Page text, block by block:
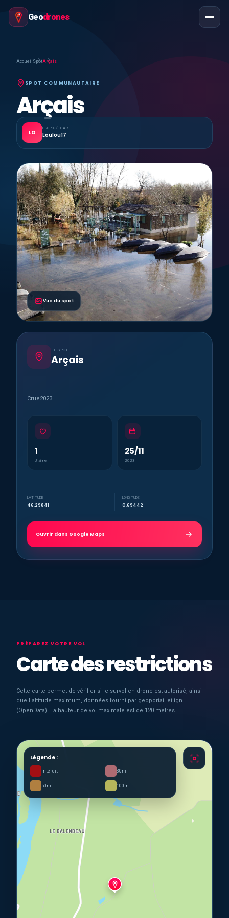
Geodrones
Accueil SpotArçais
SPOT COMMUNAUTAIRE
Arçais
LO
PROPOSÉ PAR
Loulou17
Vue du spot
LE SPOT
Arçais
Crue2023
1
J’aime
25/11
2023
LATITUDE
46,29841
LONGITUDE
0,69442
Ouvrir dans Google Maps
PRÉPAREZ VOTRE VOL
Carte des restrictions
Cette carte permet de vérifier si le survol en drone est autorisé, ainsi
que l'altitude maximum, données fourni par geoportail et ign
(OpenData). La hauteur de vol maximale est de 120 mètres
Légende :
Interdit 30m
50m 100m